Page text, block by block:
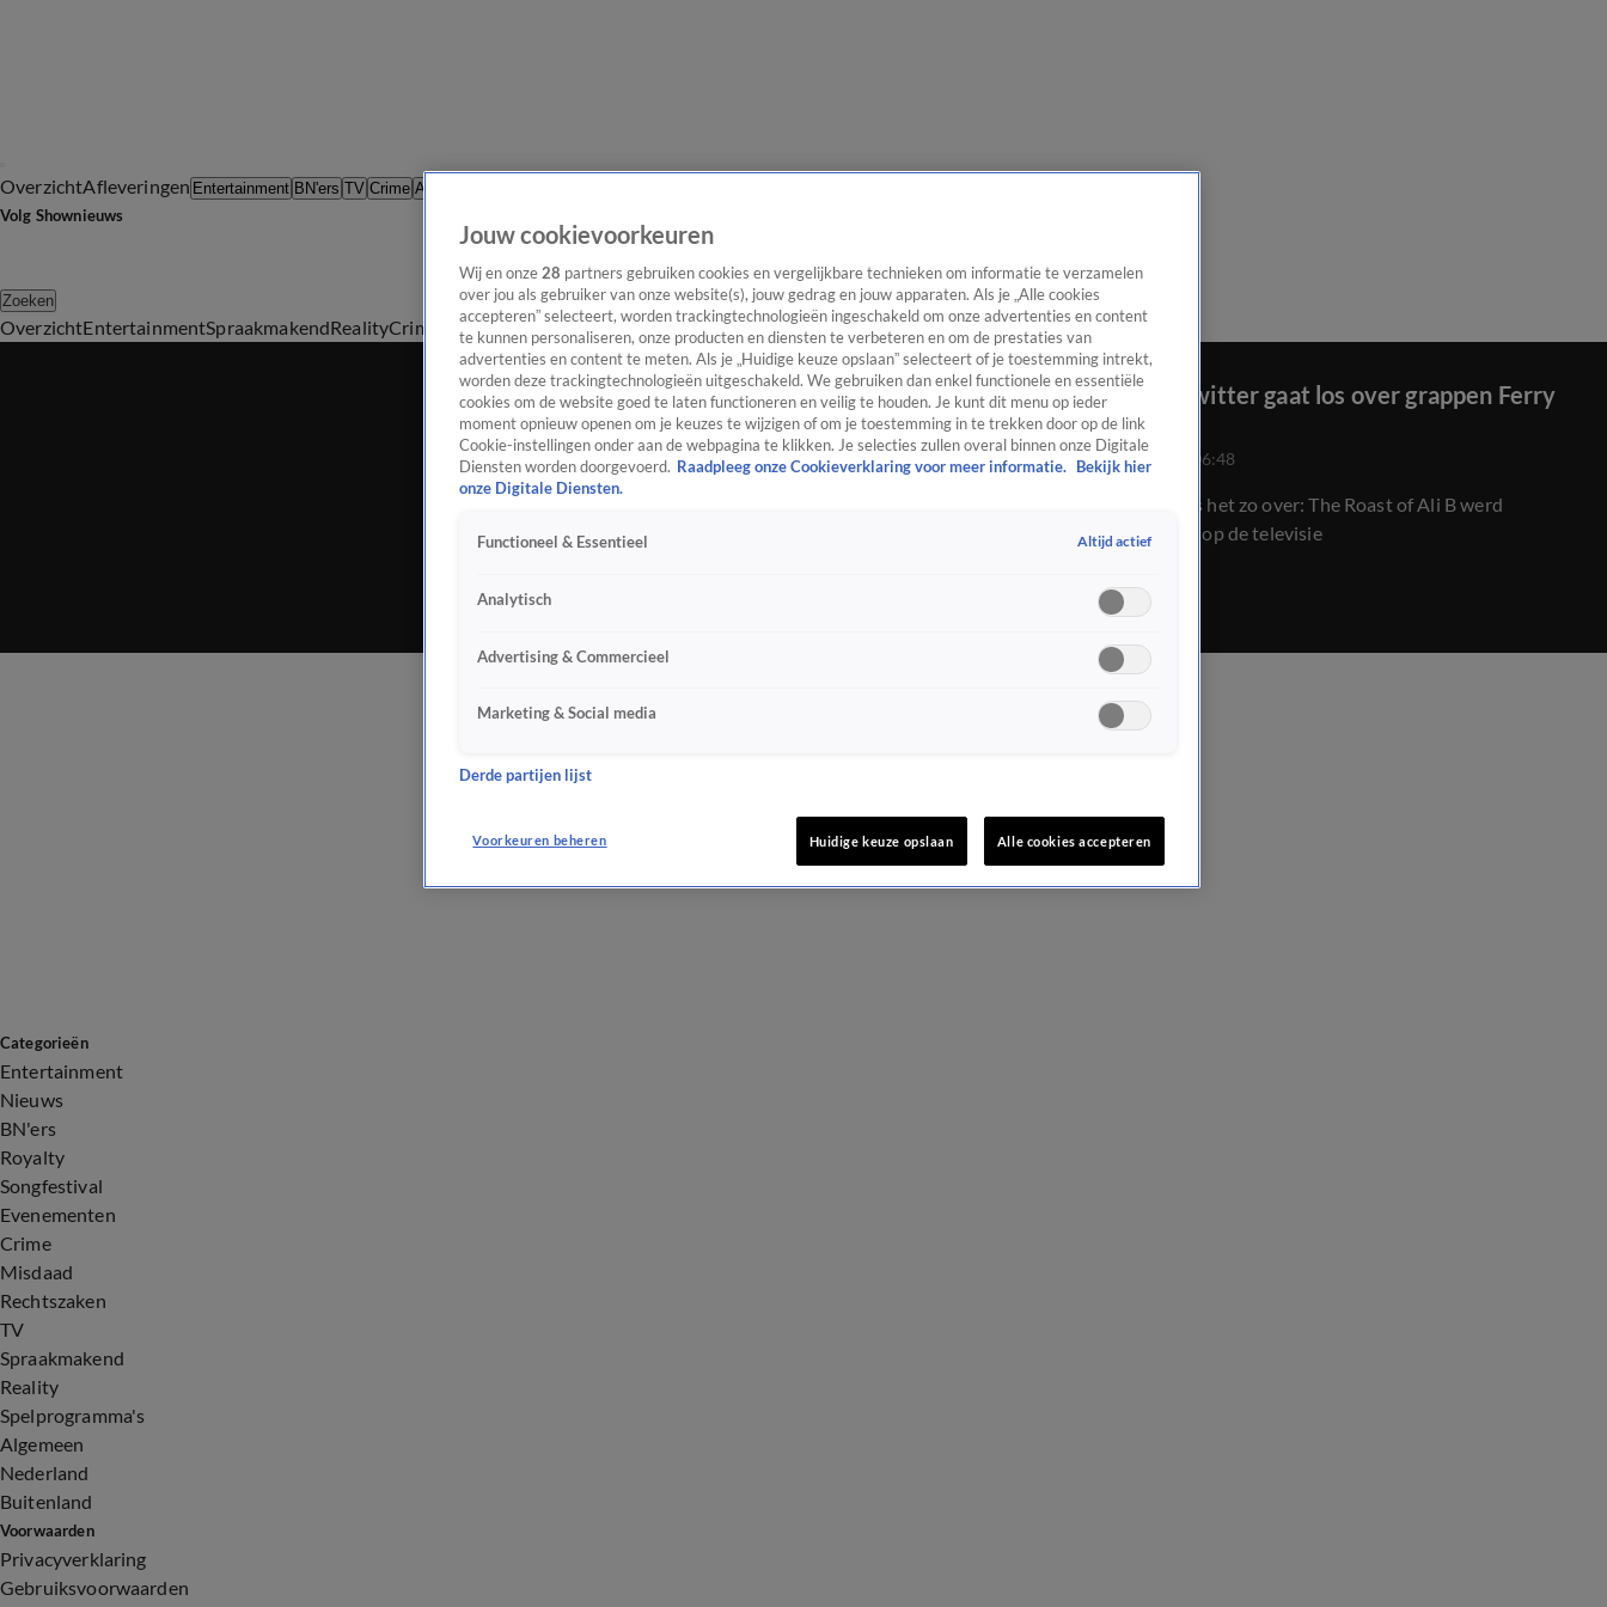
OverzichtAfleveringen Entertainment BN'ers TV Crime Algemeen
Volg Shownieuws
Zoeken
OverzichtEntertainmentSpraakmakendRealityCrime Video'sAfleveringen
Pijnlijk: Twitter gaat los over grappen Ferry
Doedens
26 juli 2020, 06:48
Vandaag was het zo over: The Roast of Ali B werd
uitgezonden op de televisie
Categorieën
Entertainment
Nieuws
BN'ers
Royalty
Songfestival
Evenementen
Crime
Misdaad
Rechtszaken
TV
Spraakmakend
Reality
Spelprogramma's
Algemeen
Nederland
Buitenland
Voorwaarden
Privacyverklaring
Gebruiksvoorwaarden
Jouw cookievoorkeuren
Wij en onze 28 partners gebruiken cookies en vergelijkbare technieken om informatie te verzamelen
over jou als gebruiker van onze website(s), jouw gedrag en jouw apparaten. Als je „Alle cookies
accepteren” selecteert, worden trackingtechnologieën ingeschakeld om onze advertenties en content
te kunnen personaliseren, onze producten en diensten te verbeteren en om de prestaties van
advertenties en content te meten. Als je „Huidige keuze opslaan” selecteert of je toestemming intrekt,
worden deze trackingtechnologieën uitgeschakeld. We gebruiken dan enkel functionele en essentiële
cookies om de website goed te laten functioneren en veilig te houden. Je kunt dit menu op ieder
moment opnieuw openen om je keuzes te wijzigen of om je toestemming in te trekken door op de link
Cookie-instellingen onder aan de webpagina te klikken. Je selecties zullen overal binnen onze Digitale
Diensten worden doorgevoerd. Raadpleeg onze Cookieverklaring voor meer informatie.
Bekijk hier
onze Digitale Diensten.
Functioneel & Essentieel Altijd actief
Analytisch
Advertising & Commercieel
Marketing & Social media
Derde partijen lijst
Voorkeuren beheren Huidige keuze opslaan Alle cookies accepteren